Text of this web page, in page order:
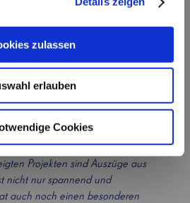
zulassen
erlauben
Cookies
Gott will, wird es nicht mehr
Florian Gallenberger um, mit
Freundschaft verbindet.
Zukunft. Bei uns begann alles im
und Stefan Mannes kakoii
Projekten sind Auszüge aus
nicht nur spannend und
auch noch einen besonderen